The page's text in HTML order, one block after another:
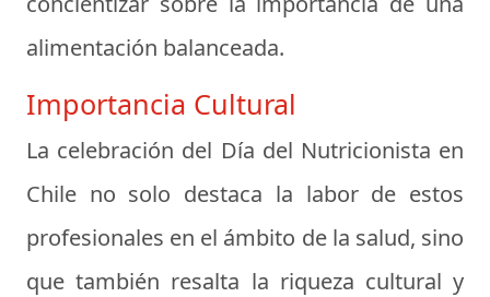
alimentación balanceada.
Importancia Cultural
La celebración del Día del Nutricionista en
Chile no solo destaca la labor de estos
profesionales en el ámbito de la salud, sino
que también resalta la riqueza cultural y